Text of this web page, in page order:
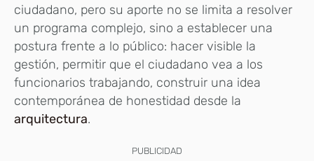
ciudadano, pero su aporte no se limita a resolver
un programa complejo, sino a establecer una
postura frente a lo público: hacer visible la
gestión, permitir que el ciudadano vea a los
funcionarios trabajando, construir una idea
contemporánea de honestidad desde la
arquitectura.
PUBLICIDAD